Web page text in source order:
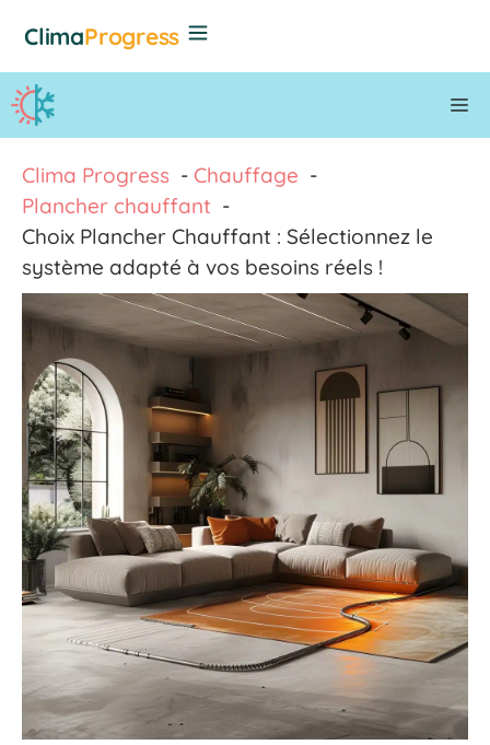
contenu
ClimaProgress
Clima Progress
Chauffage
Plancher chauffant
Choix Plancher Chauffant : Sélectionnez le
système adapté à vos besoins réels !